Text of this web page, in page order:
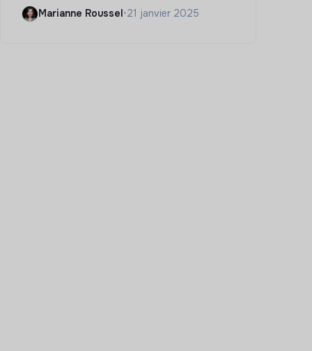
Marianne Roussel•21 janvier 2025